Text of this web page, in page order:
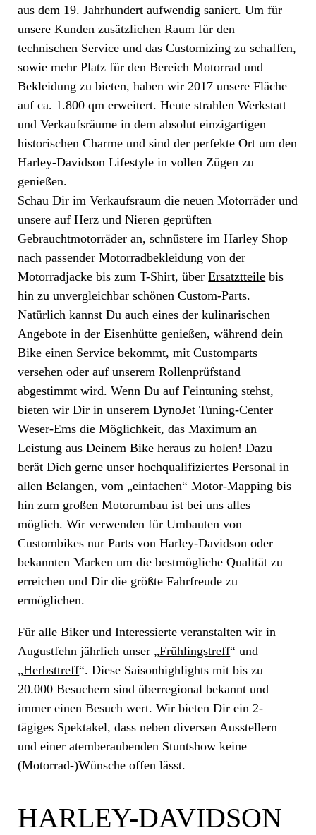
aus dem 19. Jahrhundert aufwendig saniert. Um für
unsere Kunden zusätzlichen Raum für den
technischen Service und das Customizing zu schaffen,
sowie mehr Platz für den Bereich Motorrad und
Bekleidung zu bieten, haben wir 2017 unsere Fläche
auf ca. 1.800 qm erweitert. Heute strahlen Werkstatt
und Verkaufsräume in dem absolut einzigartigen
historischen Charme und sind der perfekte Ort um den
Harley-Davidson Lifestyle in vollen Zügen zu
genießen.
Schau Dir im Verkaufsraum die neuen Motorräder und
unsere auf Herz und Nieren geprüften
Gebrauchtmotorräder an, schnüstere im Harley Shop
nach passender Motorradbekleidung von der
Motorradjacke bis zum T-Shirt, überErsatztteile bis
hin zu unvergleichbar schönen Custom-Parts.
Natürlich kannst Du auch eines der kulinarischen
Angebote in der Eisenhütte genießen, während dein
Bike einen Service bekommt, mit Customparts
versehen oder auf unserem Rollenprüfstand
abgestimmt wird. Wenn Du auf Feintuning stehst,
bieten wir Dir in unseremDynoJet Tuning-Center
Weser-Ems die Möglichkeit, das Maximum an
Leistung aus Deinem Bike heraus zu holen! Dazu
berät Dich gerne unser hochqualifiziertes Personal in
allen Belangen, vom „einfachen“ Motor-Mapping bis
hin zum großen Motorumbau ist bei uns alles
möglich. Wir verwenden für Umbauten von
Custombikes nur Parts von Harley-Davidson oder
bekannten Marken um die bestmögliche Qualität zu
erreichen und Dir die größte Fahrfreude zu
ermöglichen.
Für alle Biker und Interessierte veranstalten wir in
Augustfehn jährlich unser „Frühlingstreff“ und
„Herbsttreff“. Diese Saisonhighlights mit bis zu
20.000 Besuchern sind überregional bekannt und
immer einen Besuch wert. Wir bieten Dir ein 2-
tägiges Spektakel, dass neben diversen Ausstellern
und einer atemberaubenden Stuntshow keine
(Motorrad-)Wünsche offen lässt.
HARLEY-DAVIDSON